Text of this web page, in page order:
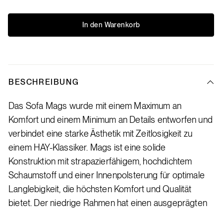
In den Warenkorb
BESCHREIBUNG
Das Sofa Mags wurde mit einem Maximum an
Komfort und einem Minimum an Details entworfen und
verbindet eine starke Ästhetik mit Zeitlosigkeit zu
einem HAY-Klassiker. Mags ist eine solide
Konstruktion mit strapazierfähigem, hochdichtem
Schaumstoff und einer Innenpolsterung für optimale
Langlebigkeit, die höchsten Komfort und Qualität
bietet. Der niedrige Rahmen hat einen ausgeprägten